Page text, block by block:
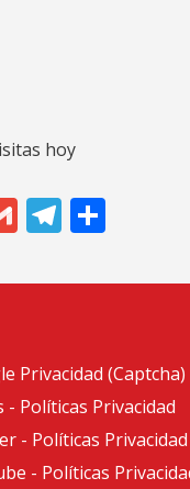
hoy
Gmail
Privacidad (Captcha)
- Políticas Privacidad
- Políticas Privacidad
- Políticas